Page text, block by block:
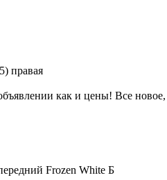
правая
как и цены! Все
Frozen White Б